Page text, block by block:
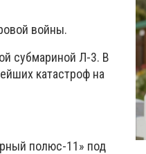
войны.
субмариной Л-3. В
катастроф на
полюс-11» под